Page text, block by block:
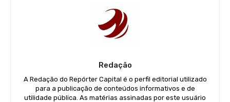
Redação
A Redação do Repórter Capital é o perfil editorial utilizado
para a publicação de conteúdos informativos e de
utilidade pública. As matérias assinadas por este usuário